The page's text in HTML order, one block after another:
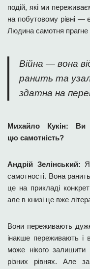
подій, які ми
на побутовому рівні —
Людина самотня прагне
Війна — вона
ранить та
здатна на
Михайло Кукін:
цю самотність?
Андрій Зелінський:
самотності. Вона
це на прикладі
але в книзі це вже
Вони переживають
інакше переживають і
може нікого
різних рівнях. Але